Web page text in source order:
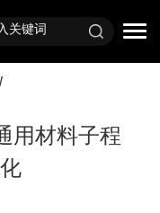
用材料子程